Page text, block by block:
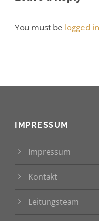
You must be logged in
IMPRESSUM
Impressum
Kontakt
Leitungsteam